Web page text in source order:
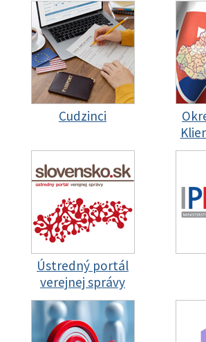
Cudzinci
Ústredný portál
verejnej správy